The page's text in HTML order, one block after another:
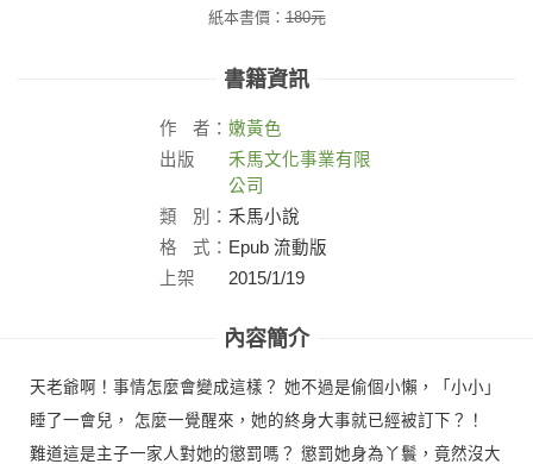
紙本書價：180元
書籍資訊
作 者： 嫩黃色
出版
禾馬文化事業有限
公司
類
別： 禾馬小說
格
式： Epub 流動版
上架
2015/1/19
內容簡介
天老爺啊！事情怎麼會變成這樣？ 她不過是偷個小懶，「小小」
睡了一會兒， 怎麼一覺醒來，她的終身大事就已經被訂下？！
難道這是主子一家人對她的懲罰嗎？ 懲罰她身為丫鬟，竟然沒大